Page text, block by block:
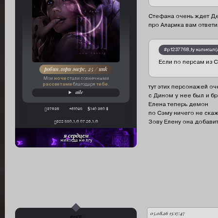
робин лори эверс, 25 / unk
Мои ночи стали солнечными
рассветами благодаря тебе .
aile
37838 +61095 140 380 $
322 550,1/0 07.26,1/0
я сердцем
никогда не лгу
Стефана очень ждет
про Аларика вам
#p1237768,ty
Если по персам из
тут этих персонажей
с Дином у нее был и
Елена теперь демон
по Сэму ничего не
Зову Елену она
05.08.26 13:17:47